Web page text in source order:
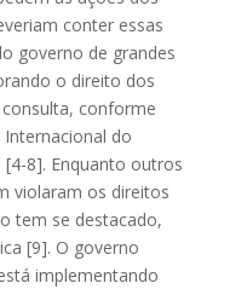
conter essas
governo de grandes
o direito dos
conforme
do
[4-8]. Enquanto outros
violaram os direitos
tem se destacado,
[9]. O governo
implementando